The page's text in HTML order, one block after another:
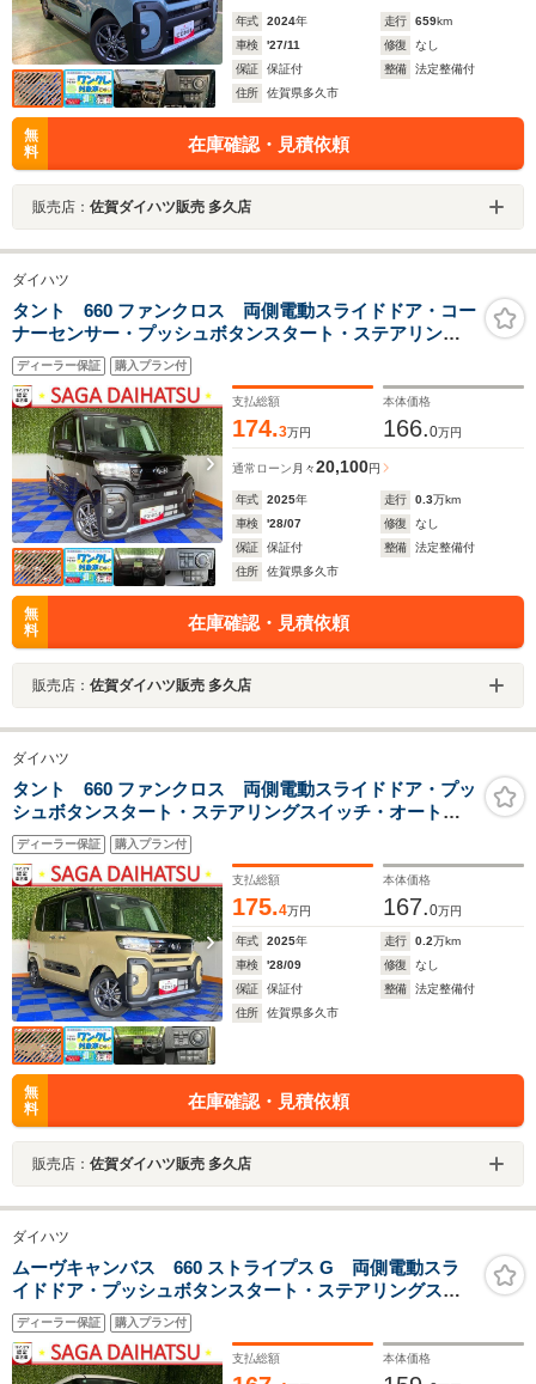
年式 2024年 走行 659km
車検
'27/11 修復
なし
保証
保証付 整備
法定整備付
住所
佐賀県多久市
無
料
在庫確認・見積依頼
販売店： 佐賀ダイハツ販売 多久店
ダイハツ
タント 660 ファンクロス 両側電動スライドドア・コー
ナーセンサー・プッシュボタンスタート・ステアリング
スイッチ・オートエアコン・キーフリー・ベンチシー
ト・シートヒーター・アルミホイール・バックカメラ対
応・パワーウィンドウ
ディーラー保証 購入プラン付
支払総額
174.3万円
本体価格
166.0万円
通常ローン 月々20,100円
年式 2025年 走行 0.3万km
車検
'28/07 修復
なし
保証
保証付 整備
法定整備付
住所
佐賀県多久市
無
料
在庫確認・見積依頼
販売店： 佐賀ダイハツ販売 多久店
ダイハツ
タント 660 ファンクロス 両側電動スライドドア・プッ
シュボタンスタート・ステアリングスイッチ・オートエ
アコン・キーフリーシステム・シートヒーター・バック
カメラ対応・アルミホイール・パワーウィンドウ
ディーラー保証 購入プラン付
支払総額
175.4万円
本体価格
167.0万円
年式 2025年 走行 0.2万km
車検
'28/09 修復
なし
保証
保証付 整備
法定整備付
住所
佐賀県多久市
無
料
在庫確認・見積依頼
販売店： 佐賀ダイハツ販売 多久店
ダイハツ
ムーヴキャンバス 660 ストライプス G 両側電動スラ
イドドア・プッシュボタンスタート・ステアリングスイ
ッチ・オートエアコン・キーフリー・コーナーセンサ
ー・ベンチシート・シートヒーター・パワーウィンドウ
ディーラー保証 購入プラン付
支払総額 本体価格